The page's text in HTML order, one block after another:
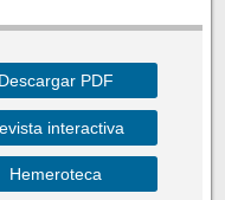
Descargar PDF
interactiva
Hemeroteca